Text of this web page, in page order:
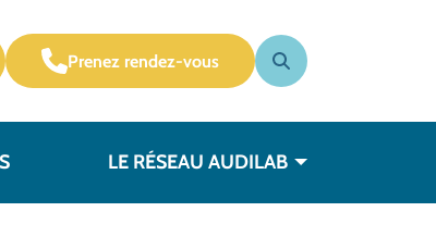
Prenez rendez-vous
LE RÉSEAU AUDILAB